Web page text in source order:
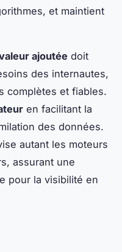
et maintient
ajoutée doit
des internautes,
complètes et fiables.
en facilitant la
des données.
autant les moteurs
assurant une
pour la visibilité en